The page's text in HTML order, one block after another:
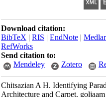
Download citation:
BibTeX|RIS|EndNote|
RefWorks
Send citation to:
Mendeley
Zotero
Chitsazian A H. Identifying
Architecture and Carpet.